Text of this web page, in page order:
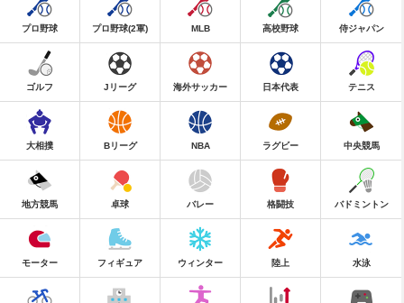
プロ野球 プロ野球(2軍) MLB 高校野球 侍ジャパン
ゴルフ Jリーグ 海外サッカー 日本代表 テニス
大相撲 Bリーグ NBA ラグビー 中央競馬
地方競馬 卓球 バレー 格闘技 バドミントン
モーター フィギュア ウィンター 陸上 水泳